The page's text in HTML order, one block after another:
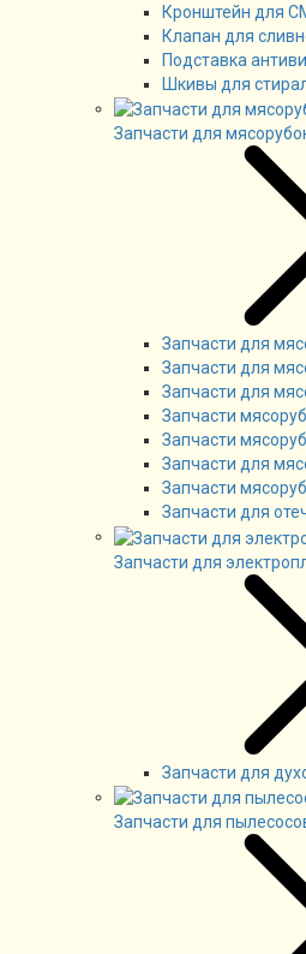
Кронштейн для
Клапан для
Подставка
Шкивы для
Запчасти для
Запчасти для
Запчасти для
Запчасти для
Запчасти
Запчасти
Запчасти для
Запчасти
Запчасти для
Запчасти для
Запчасти для
Запчасти для